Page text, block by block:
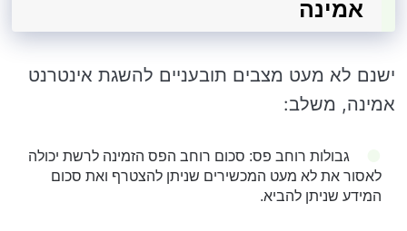
אמינה
ישנם לא מעט מצבים תובעניים להשגת אינטרנט
אמינה, משלב:
גבולות רוחב פס: סכום רוחב הפס הזמינה לרשת יכולה
לאסור את לא מעט המכשירים שניתן להצטרף ואת סכום
המידע שניתן להביא.